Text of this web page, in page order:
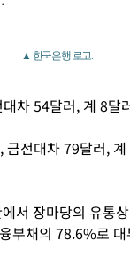
▲ 한국은행 로고.
차 54달러, 계 8달
전대차 79달러,
서 장마당의 유통
부채의 78.6%로